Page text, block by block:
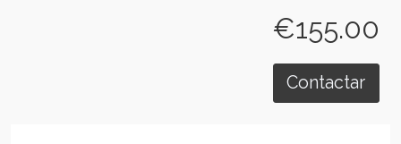
€155.00
Contactar